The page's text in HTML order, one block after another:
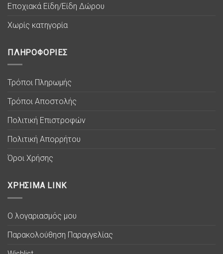
Εποχιακά Είδη/Είδη Δώρου
Χωρίς κατηγορία
ΠΛΗΡΟΦΟΡΙΕΣ
Τρόποι Πληρωμής
Τρόποι Αποστολής
Πολιτική Επιστροφών
Πολιτική Απορρήτου
Όροι Χρήσης
ΧΡΗΣΙΜΑ LINK
Ο λογαριασμός μου
Παρακολούθηση Παραγγελίας